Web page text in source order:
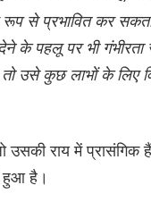
रूप से प्रभावित कर
पहलू पर भी गंभीरता
उसे कुछ लाभों के लिए
राय में प्रासंगिक
हुआ है।